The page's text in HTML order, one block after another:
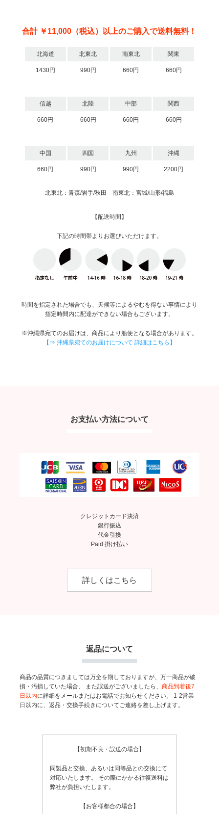
合計 ￥11,000（税込）以上のご購入で送料無料！
北海道 北東北 南東北 関東
1430円 990円 660円 660円
信越 北陸 中部 関西
660円 660円 660円 660円
中国 四国 九州 沖縄
660円 990円 990円 2200円
北東北：青森/岩手/秋田 南東北：宮城/山形/福島
【配送時間】
下記の時間帯よりお選びいただけます。
時間を指定された場合でも、天候等によるやむを得ない事情により
指定時間内に配達ができない場合もございます。
※沖縄県宛てのお届けは、商品により船便となる場合があります。
【⇒ 沖縄県宛てのお届けについて 詳細はこちら】
お支払い方法について
クレジットカード決済
銀行振込
代金引換
Paid 掛け払い
詳しくはこちら
返品について
商品の品質につきましては万全を期しておりますが、万一商品が破
損・汚損していた場合、
また誤送がございましたら、商品到着後7
日以内に詳細をメールまたはお電話でお知らせください。
1-2営業
日以内に、返品・交換手続きについてご連絡を差し上げます。
【初期不良・誤送の場合】
同製品と交換、あるいは同等品との交換にて
対応いたします。
その際にかかる往復送料は
弊社が負担いたします。
【お客様都合の場合】